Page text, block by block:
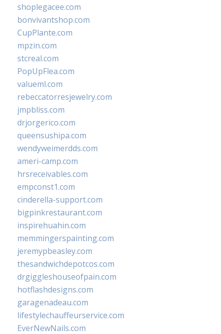
shoplegacee.com
bonvivantshop.com
CupPlante.com
mpzin.com
stcreal.com
PopUpFlea.com
valueml.com
rebeccatorresjewelry.com
jmpbliss.com
drjorgerico.com
queensushipa.com
wendyweimerdds.com
ameri-camp.com
hrsreceivables.com
empconst1.com
cinderella-support.com
bigpinkrestaurant.com
inspirehuahin.com
memmingerspainting.com
jeremypbeasley.com
thesandwichdepotcos.com
drgiggleshouseofpain.com
hotflashdesigns.com
garagenadeau.com
lifestylechauffeurservice.com
EverNewNails.com